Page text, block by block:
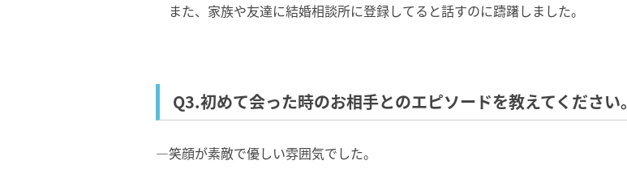
また、家族や友達に結婚相談所に登録してると話すのに躊躇しました。
Q3.初めて会った時のお相手とのエピソードを教えてください。
―笑顔が素敵で優しい雰囲気でした。